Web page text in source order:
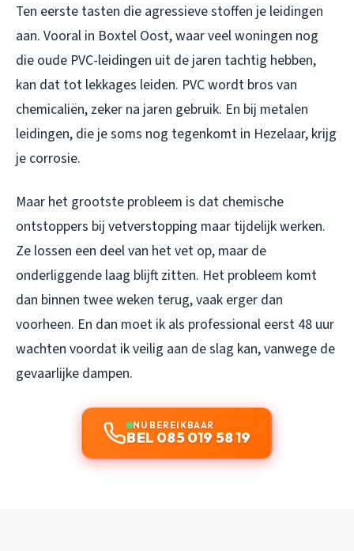
Ten eerste tasten die agressieve stoffen je leidingen
aan. Vooral in Boxtel Oost, waar veel woningen nog
die oude PVC-leidingen uit de jaren tachtig hebben,
kan dat tot lekkages leiden. PVC wordt bros van
chemicaliën, zeker na jaren gebruik. En bij metalen
leidingen, die je soms nog tegenkomt in Hezelaar, krijg
je corrosie.
Maar het grootste probleem is dat chemische
ontstoppers bij vetverstopping maar tijdelijk werken.
Ze lossen een deel van het vet op, maar de
onderliggende laag blijft zitten. Het probleem komt
dan binnen twee weken terug, vaak erger dan
voorheen. En dan moet ik als professional eerst 48 uur
wachten voordat ik veilig aan de slag kan, vanwege de
gevaarlijke dampen.
NU BEREIKBAAR
BEL 085 019 58 19